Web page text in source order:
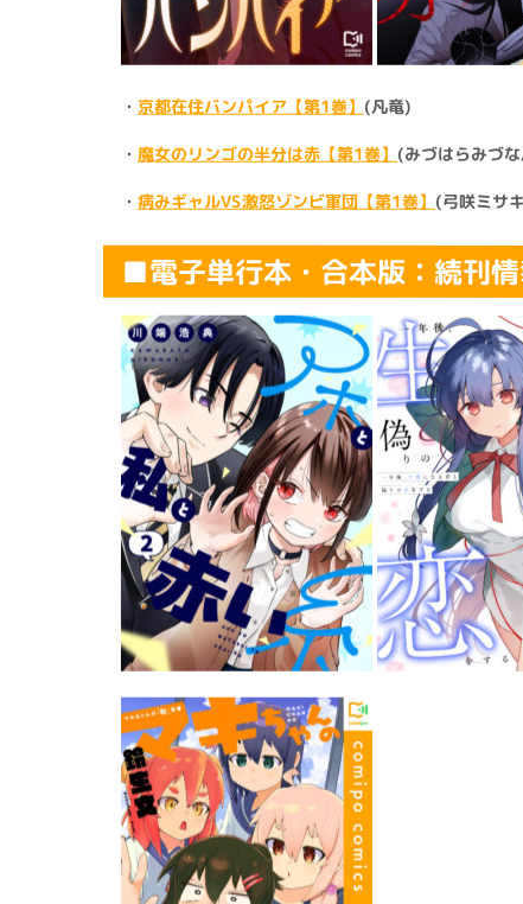
・京都在住バンパイア【第1巻】 (凡竜)
・ 魔女のリンゴの半分は赤【第1巻】 (みづはらみづ
・病みギャルVS激怒ゾンビ軍団【第1巻】 (弓咲ミサ
■電子単行本・合本版：続刊